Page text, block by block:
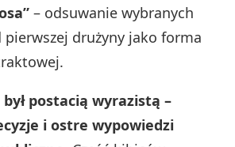
– odsuwanie wybranych
pierwszej drużyny jako forma
postacią wyrazistą –
i ostre wypowiedzi